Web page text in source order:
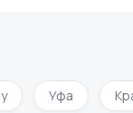
Уфа